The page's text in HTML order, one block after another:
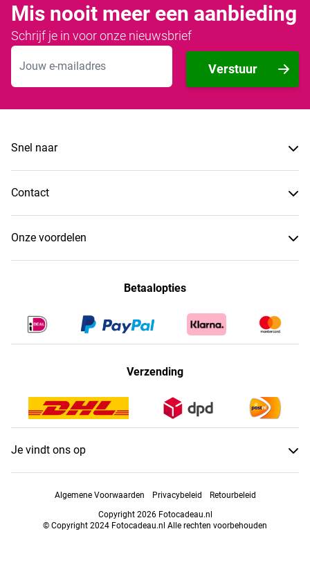
Mis nooit meer een aanbieding
Schrijf je in voor onze nieuwsbrief
E-mailadres
Verstuur
Snel naar
Contact
Onze voordelen
Betaalopties
Verzending
Je vindt ons op
Algemene Voorwaarden Privacybeleid
Retourbeleid
Copyright 2026 Fotocadeau.nl
© Copyright 2024 Fotocadeau.nl Alle rechten voorbehouden